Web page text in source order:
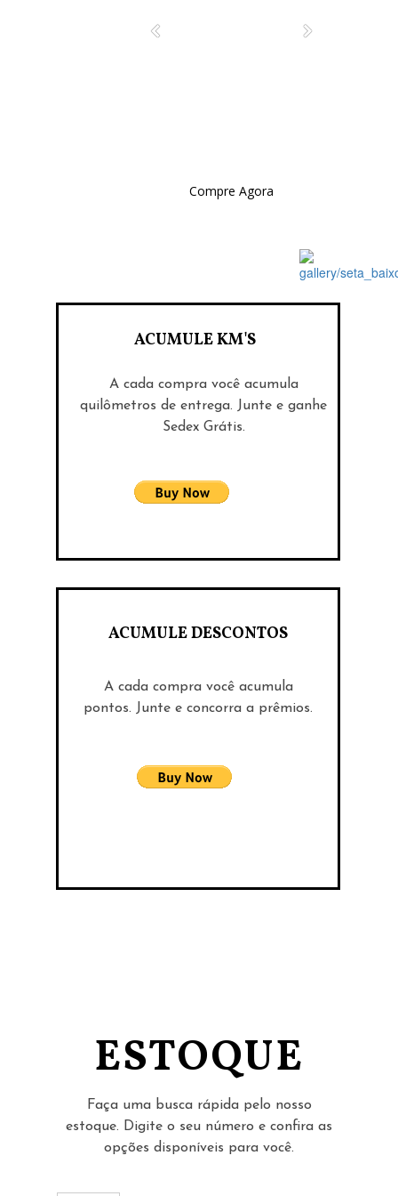
Compre Agora
ACUMULE KM'S
ACUMULE DESCONTOS
A cada compra você acumula
quilômetros de entrega. Junte e ganhe
Sedex Grátis.
A cada compra você acumula
pontos. Junte e concorra a prêmios.
ESTOQUE
Faça uma busca rápida pelo nosso
estoque. Digite o seu número e confira as
opções disponíveis para você.